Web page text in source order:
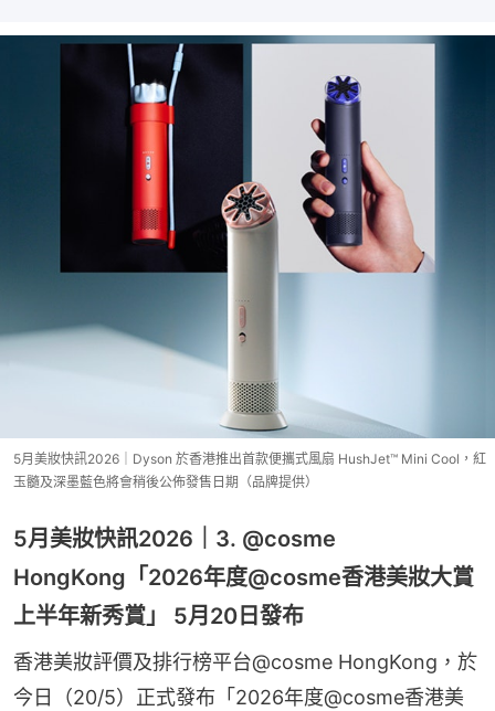
5月美妝快訊2026｜Dyson 於香港推出首款便攜式風扇 HushJet™ Mini Cool，紅
玉髓及深墨藍色將會稍後公佈發售日期（品牌提供）
5月美妝快訊2026｜3. @cosme
HongKong「2026年度@cosme香港美妝大賞
上半年新秀賞」 5月20日發布
香港美妝評價及排行榜平台@cosme HongKong，於
今日（20/5）正式發布「2026年度@cosme香港美